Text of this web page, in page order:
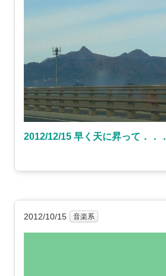
2012/12/15 早く天に昇って．．．
2012/10/15 音楽系